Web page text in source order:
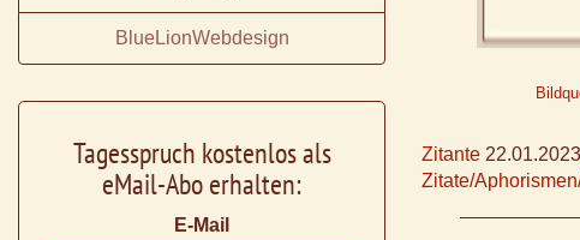
Zitante
Zitate/
BlueLionWebdesign
Tagesspruch kostenlos als
eMail-Abo erhalten:
E-Mail